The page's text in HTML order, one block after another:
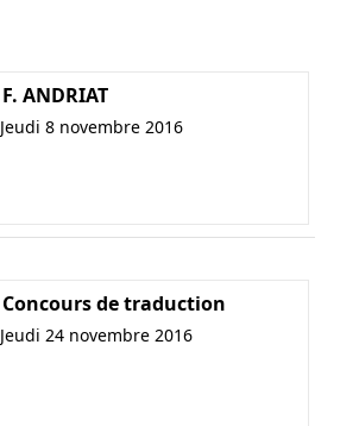
F. ANDRIAT
Jeudi 8 novembre 2016
Concours de traduction
Jeudi 24 novembre 2016